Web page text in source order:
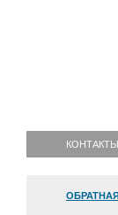
КОНТАКТЫ